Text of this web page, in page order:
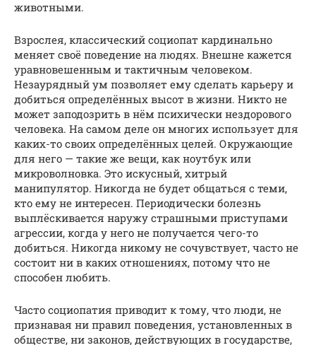
животными.
Взрослея, классический социопат кардинально
меняет своё поведение на людях. Внешне кажется
уравновешенным и тактичным человеком.
Незаурядный ум позволяет ему сделать карьеру и
добиться определённых высот в жизни. Никто не
может заподозрить в нём психически нездорового
человека. На самом деле он многих использует для
каких-то своих определённых целей. Окружающие
для него — такие же вещи, как ноутбук или
микроволновка. Это искусный, хитрый
манипулятор. Никогда не будет общаться с теми,
кто ему не интересен. Периодически болезнь
выплёскивается наружу страшными приступами
агрессии, когда у него не получается чего-то
добиться. Никогда никому не сочувствует, часто не
состоит ни в каких отношениях, потому что не
способен любить.
Часто социопатия приводит к тому, что люди, не
признавая ни правил поведения, установленных в
обществе, ни законов, действующих в государстве,